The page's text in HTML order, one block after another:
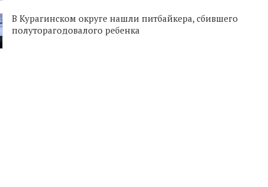
В Курагинском округе нашли питбайкера, сбившего
полуторагодовалого ребенка